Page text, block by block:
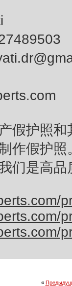
假护照
作假护
们是高
«